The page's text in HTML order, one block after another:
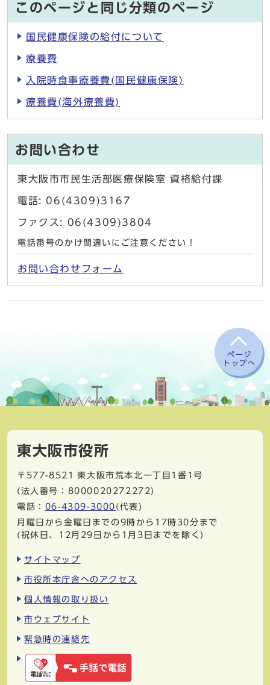
このページと同じ分類のページ
国民健康保険の給付について
療養費
入院時食事療養費(国民健康保険)
療養費(海外療養費)
お問い合わせ
東大阪市市民生活部医療保険室 資格給付課
電話: 06(4309)3167
ファクス: 06(4309)3804
電話番号のかけ間違いにご注意ください！
お問い合わせフォーム
ページ
トップへ
東大阪市役所
〒577-8521
東大阪市荒本北一丁目1番1号
(法人番号：8000020272272)
電話： 06-4309-3000 (代表)
月曜日から金曜日までの9時から17時30分まで
(祝休日、12月29日から1月3日までを除く)
サイトマップ
市役所本庁舎へのアクセス
個人情報の取り扱い
市ウェブサイト
緊急時の連絡先